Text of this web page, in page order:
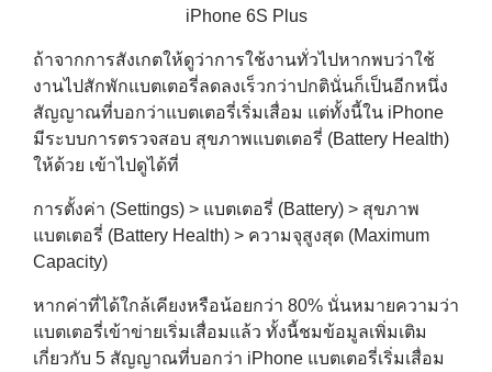
iPhone 6S Plus
ถ้าจากการสังเกตให้ดูว่าการใช้งานทั่วไปหากพบว่าใช้
งานไปสักพักแบตเตอรี่ลดลงเร็วกว่าปกตินั่นก็เป็นอีกหนึ่ง
สัญญาณที่บอกว่าแบตเตอรี่เริ่มเสื่อม แต่ทั้งนี้ใน iPhone
มีระบบการตรวจสอบ สุขภาพแบตเตอรี่ (Battery Health)
ให้ด้วย เข้าไปดูได้ที่
การตั้งค่า (Settings) > แบตเตอรี่ (Battery) > สุขภาพ
แบตเตอรี่ (Battery Health) > ความจุสูงสุด (Maximum
Capacity)
หากค่าที่ได้ใกล้เคียงหรือน้อยกว่า 80% นั่นหมายความว่า
แบตเตอรี่เข้าข่ายเริ่มเสื่อมแล้ว ทั้งนี้ชมข้อมูลเพิ่มเติม
เกี่ยวกับ 5 สัญญาณที่บอกว่า iPhone แบตเตอรี่เริ่มเสื่อม